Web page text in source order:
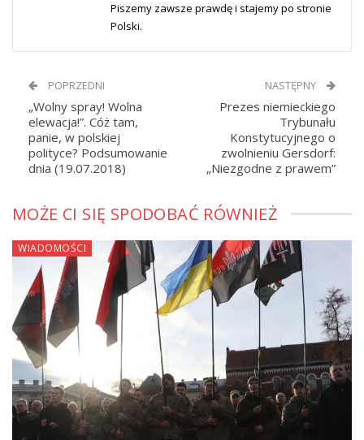
Piszemy zawsze prawdę i stajemy po stronie
Polski.
POPRZEDNI
„Wolny spray! Wolna
elewacja!”. Cóż tam,
panie, w polskiej
polityce? Podsumowanie
dnia (19.07.2018)
NASTĘPNY
Prezes niemieckiego
Trybunału
Konstytucyjnego o
zwolnieniu Gersdorf:
„Niezgodne z prawem”
MOŻE CI SIĘ SPODOBAĆ RÓWNIEŻ
WIADOMOŚCI